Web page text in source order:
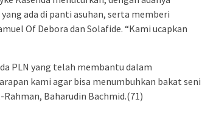
ada di panti asuhan, serta memberi
Of Debora dan Solafide. “Kami ucapkan
PLN yang telah membantu dalam
kami agar bisa menumbuhkan bakat seni
Rahman, Baharudin Bachmid.(71)